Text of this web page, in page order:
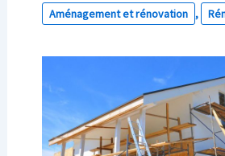
Aménagement et rénovation ,